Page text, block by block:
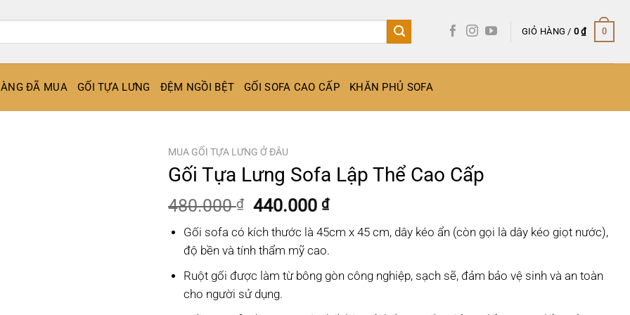
GIỎ HÀNG / 0₫ 0
ĐÃ MUA GỐI TỰA LƯNG ĐỆM NGỒI BỆT GỐI SOFA CAO CẤP KHĂN PHỦ SOFA
MUA GỐI TỰA LƯNG Ở ĐÂU
Gối Tựa Lưng Sofa Lập Thể Cao Cấp
480.000₫ Giá
gốc
là:
480.000 ₫.
440.000₫Giá
tại
là:
440.000 ₫.
Gối sofa có kích thước là 45cm x 45 cm, dây kéo ẩn (còn gọi là dây kéo giọt nước),
độ bền và tính thẩm mỹ cao.
Ruột gối được làm từ bông gòn công nghiệp, sạch sẽ, đảm bảo vệ sinh và an toàn
cho người sử dụng.